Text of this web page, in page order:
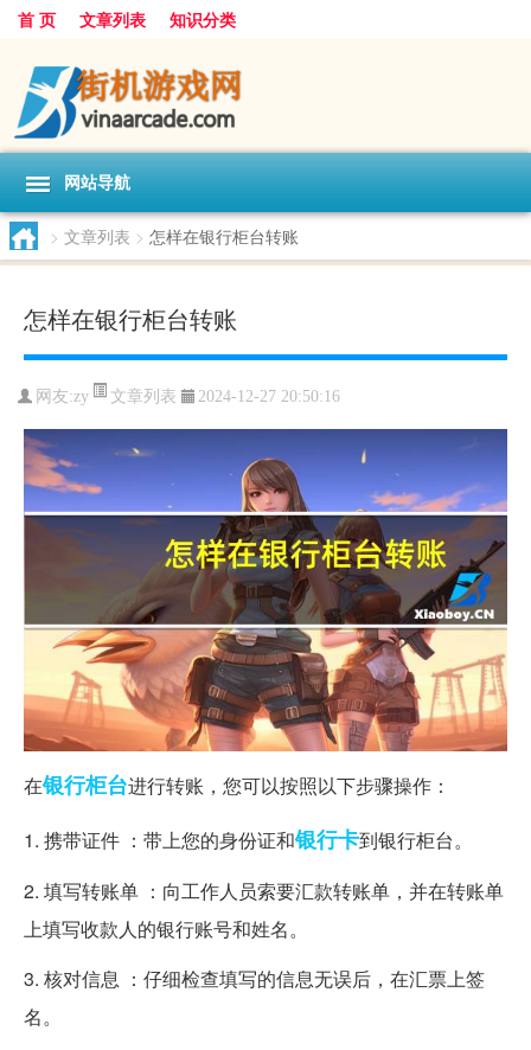
首 页 文章列表 知识分类
网站导航
> 文章列表 > 怎样在银行柜台转账
怎样在银行柜台转账
网友:zy 文章列表 2024-12-27 20:50:16
在银行柜台进行转账，您可以按照以下步骤操作：
1. 携带证件 ：带上您的身份证和银行卡到银行柜台。
2. 填写转账单 ：向工作人员索要汇款转账单，并在转账单
上填写收款人的银行账号和姓名。
3. 核对信息 ：仔细检查填写的信息无误后，在汇票上签
名。